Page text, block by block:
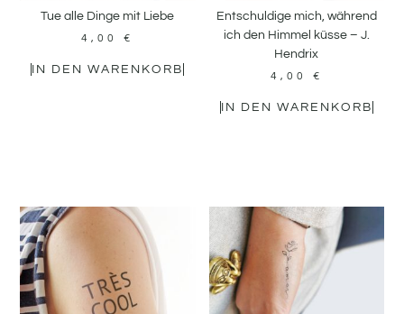
Tue alle Dinge mit Liebe
4,00€
IN DEN WARENKORB
Entschuldige mich, während
ich den Himmel küsse – J.
Hendrix
4,00 €
IN DEN WARENKORB